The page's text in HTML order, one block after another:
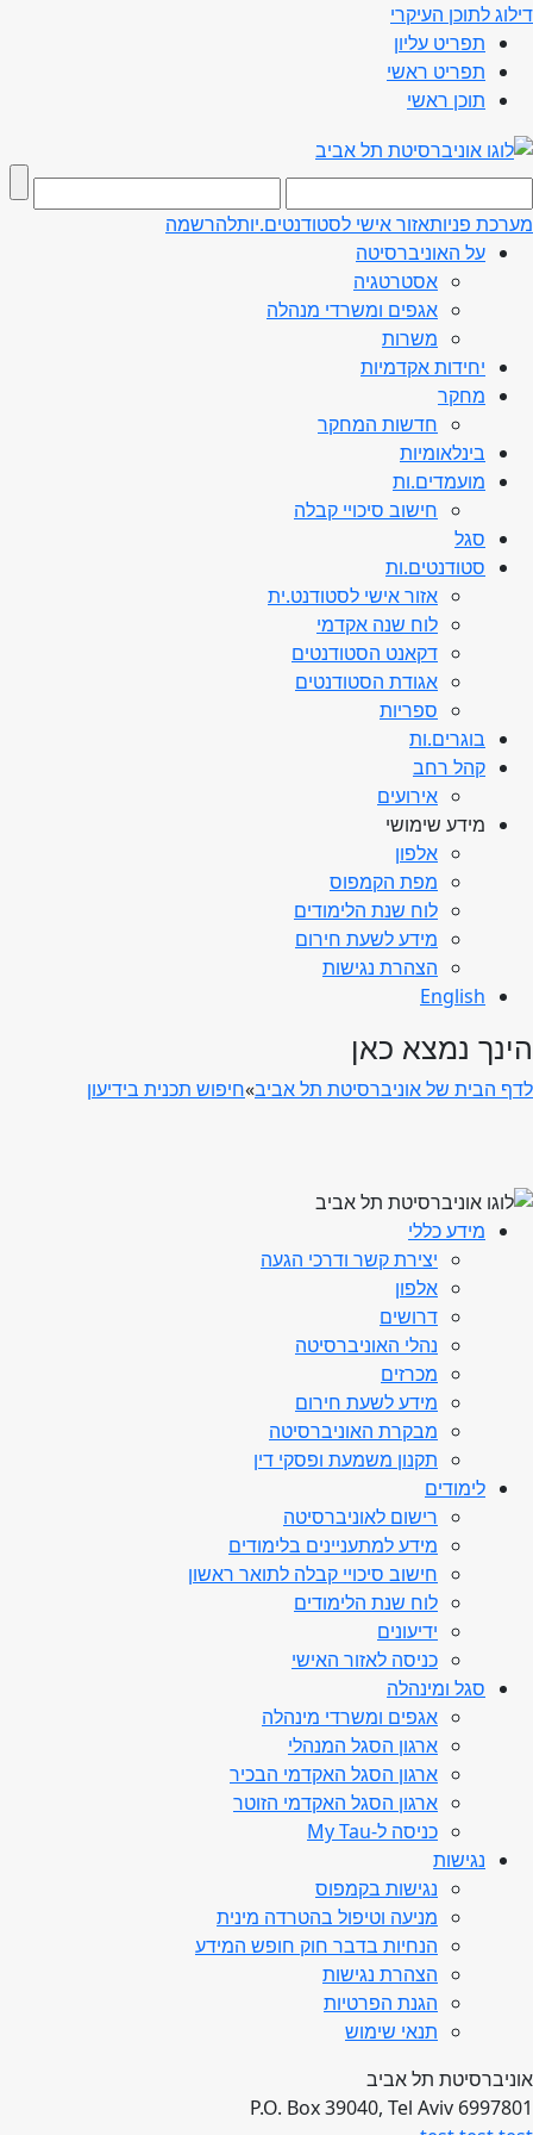
דילוג לתוכן העיקרי
תפריט עליון
תפריט ראשי
תוכן ראשי
מערכת פניותאזור אישי לסטודנטים.יותלהרשמה
על האוניברסיטה
אסטרטגיה
אגפים ומשרדי מנהלה
משרות
יחידות אקדמיות
מחקר
חדשות המחקר
בינלאומיות
מועמדים.ות
חישוב סיכויי קבלה
סגל
סטודנטים.ות
אזור אישי לסטודנט.ית
לוח שנה אקדמי
דקאנט הסטודנטים
אגודת הסטודנטים
ספריות
בוגרים.ות
קהל רחב
אירועים
מידע שימושי
אלפון
מפת הקמפוס
לוח שנת הלימודים
מידע לשעת חירום
הצהרת נגישות
English
הינך נמצא כאן
לדף הבית של אוניברסיטת תל אביב»חיפוש תכנית בידיעון
מידע כללי
יצירת קשר ודרכי הגעה
אלפון
דרושים
נהלי האוניברסיטה
מכרזים
מידע לשעת חירום
מבקרת האוניברסיטה
תקנון משמעת ופסקי דין
לימודים
רישום לאוניברסיטה
מידע למתעניינים בלימודים
חישוב סיכויי קבלה לתואר ראשון
לוח שנת הלימודים
ידיעונים
כניסה לאזור האישי
סגל ומינהלה
אגפים ומשרדי מינהלה
ארגון הסגל המנהלי
ארגון הסגל האקדמי הבכיר
ארגון הסגל האקדמי הזוטר
כניסה ל-My Tau
נגישות
נגישות בקמפוס
מניעה וטיפול בהטרדה מינית
הנחיות בדבר חוק חופש המידע
הצהרת נגישות
הגנת הפרטיות
תנאי שימוש
אוניברסיטת תל אביב
P.O. Box 39040, Tel Aviv 6997801